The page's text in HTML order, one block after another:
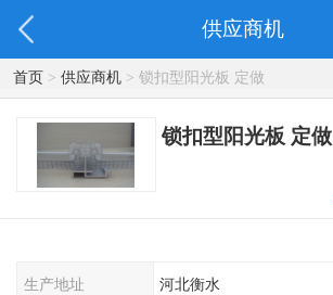
供应商机
首页> 供应商机> 锁扣型阳光板 定做
锁扣型阳光板 定做
生产地址 河北衡水